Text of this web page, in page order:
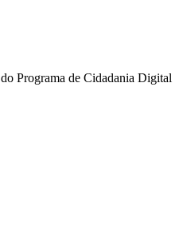
Programa de Cidadania Digital